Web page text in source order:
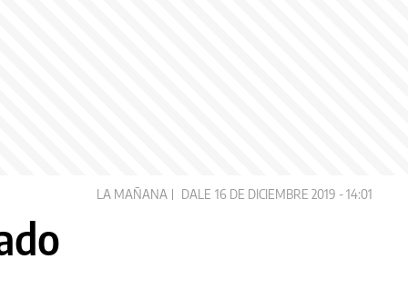
LA MAÑANA DALE 16 DE DICIEMBRE 2019 - 14:01